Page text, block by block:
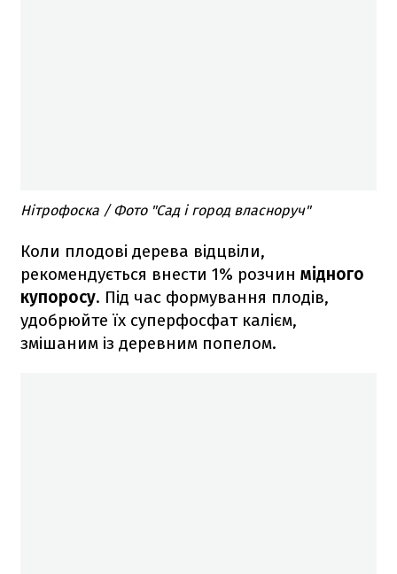
Нітрофоска / Фото "Сад і город власноруч"
Коли плодові дерева відцвіли,
рекомендується внести 1% розчин мідного
купоросу. Під час формування плодів,
удобрюйте їх суперфосфат калієм,
змішаним із деревним попелом.